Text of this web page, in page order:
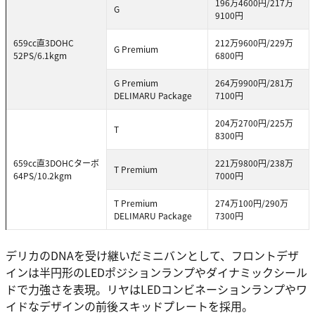
659cc直3DOHC
52PS/6.1kgm
G
196万4600円/217万
9100円
G Premium
212万9600円/229万
6800円
G Premium
DELIMARU Package
264万9900円/281万
7100円
659cc直3DOHCターボ
64PS/10.2kgm
T
204万2700円/225万
8300円
T Premium
221万9800円/238万
7000円
T Premium
DELIMARU Package
274万100円/290万
7300円
デリカのDNAを受け継いだミニバンとして、フロントデザ
インは半円形のLEDポジションランプやダイナミックシール
ドで力強さを表現。リヤはLEDコンビネーションランプやワ
イドなデザインの前後スキッドプレートを採用。